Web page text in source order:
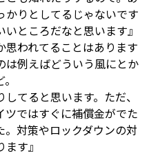
かりとしてるじゃないです
ところだなと思います』
思われてることはあります
は例えばどういう風にとか
てると思います。ただ、
ツではすぐに補償金がでた
。対策やロックダウンの対
す』